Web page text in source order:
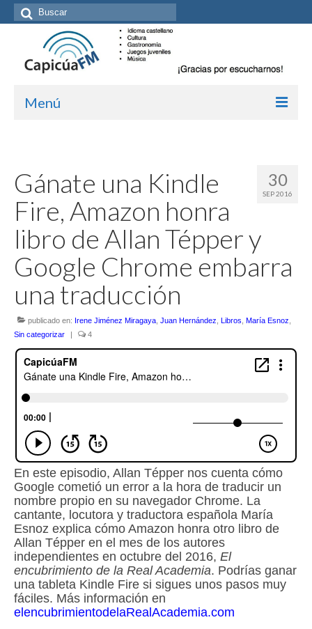
Buscar
por:
Menú
Cómo suscribirte
Más de Allan Tépper
Contacto (vía TecnoTur)
Escuchalibros.com
EditorialTecnoTur.com
Donaciones
Publicidad
Advertising
30
SEP 2016
Gánate una Kindle
Fire, Amazon honra
libro de Allan Tépper y
Google Chrome embarra
una traducción
publicado en: Irene Jiménez Miragaya Juan Hernández Libros María Esnoz
Sin categorizar
| 4
En este episodio, Allan Tépper nos cuenta cómo
Google cometió un error a la hora de traducir un
nombre propio en su navegador Chrome. La
cantante, locutora y traductora española María
Esnoz explica cómo Amazon honra otro libro de
Allan Tépper en el mes de los autores
independientes en octubre del 2016, El
encubrimiento de la Real Academia. Podrías ganar
una tableta Kindle Fire si sigues unos pasos muy
fáciles. Más información en
elencubrimientodelaRealAcademia.com